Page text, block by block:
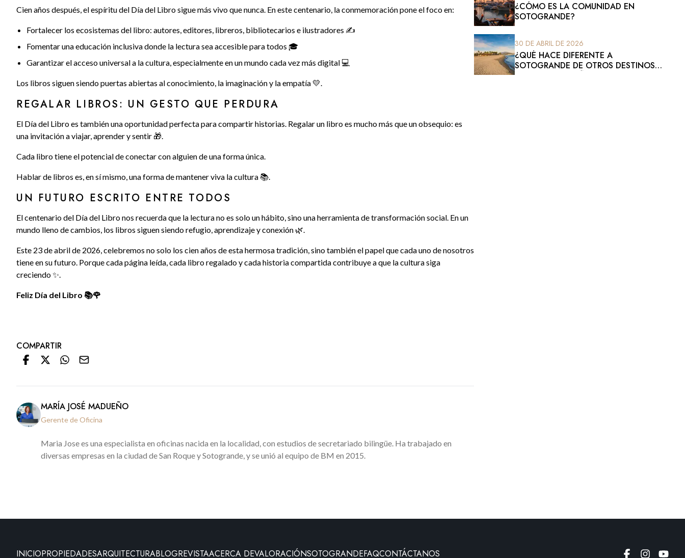
Cien años después, el espíritu del Día del Libro sigue más vivo que nunca. En este centenario, la conmemoración pone el foco en:
Fortalecer los ecosistemas del libro: autores, editores, libreros, bibliotecarios e ilustradores ✍️
Fomentar una educación inclusiva donde la lectura sea accesible para todos 🎓
Garantizar el acceso universal a la cultura, especialmente en un mundo cada vez más digital 💻
Los libros siguen siendo puertas abiertas al conocimiento, la imaginación y la empatía 💛.
REGALAR LIBROS: UN GESTO QUE PERDURA
El Día del Libro es también una oportunidad perfecta para compartir historias. Regalar un libro es mucho más que un obsequio: es
una invitación a viajar, aprender y sentir 🎁.
Cada libro tiene el potencial de conectar con alguien de una forma única.
Hablar de libros es, en sí mismo, una forma de mantener viva la cultura 📚.
UN FUTURO ESCRITO ENTRE TODOS
El centenario del Día del Libro nos recuerda que la lectura no es solo un hábito, sino una herramienta de transformación social. En un
mundo lleno de cambios, los libros siguen siendo refugio, aprendizaje y conexión 🌿.
Este 23 de abril de 2026, celebremos no solo los cien años de esta hermosa tradición, sino también el papel que cada uno de nosotros
tiene en su futuro. Porque cada página leída, cada libro regalado y cada historia compartida contribuye a que la cultura siga
creciendo ✨.
Feliz Día del Libro 📚🌹
COMPARTIR
MARÍA JOSÉ MADUEÑO
Gerente de Oficina
Maria Jose es una especialista en oficinas nacida en la localidad, con estudios de secretariado bilingüe. Ha trabajado en
diversas empresas en la ciudad de San Roque y Sotogrande, y se unió al equipo de BM en 2015.
¿CÓMO ES LA COMUNIDAD EN
SOTOGRANDE?
30 DE ABRIL DE 2026
¿QUÉ HACE DIFERENTE A
SOTOGRANDE DE OTROS DESTINOS
INICIOPROPIEDADESARQUITECTURABLOGREVISTAACERCA DEVALORACIÓNSOTOGRANDEFAQCONTÁCTANOS